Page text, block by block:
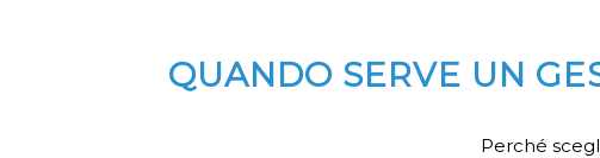
QUANDO SERVE UN
Perché